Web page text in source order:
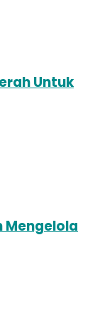
Untuk
Mengelola